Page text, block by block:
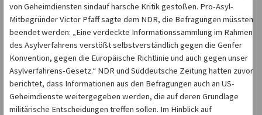
von Geheimdiensten sindauf harsche Kritik gestoßen. Pro-Asyl-
Mitbegründer Victor Pfaff sagte dem NDR, die Befragungen müssten
beendet werden: „Eine verdeckte Informationssammlung im Rahmen
des Asylverfahrens verstößt selbstverständlich gegen die Genfer
Konvention, gegen die Europäische Richtlinie und auch gegen unser
Asylverfahrens-Gesetz.“ NDR und Süddeutsche Zeitung hatten zuvor
berichtet, dass Informationen aus den Befragungen auch an US-
Geheimdienste weitergegeben werden, die auf deren Grundlage
militärische Entscheidungen treffen sollen. Im Hinblick auf